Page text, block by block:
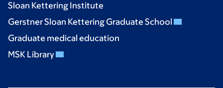
Sloan Kettering Institute
Gerstner Sloan Kettering Graduate School
Graduate medical education
MSK Library